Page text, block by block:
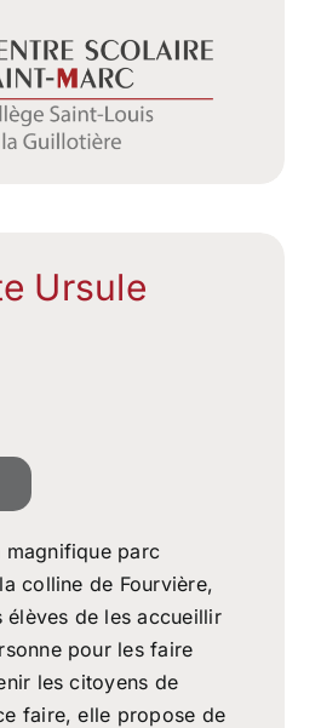
Ursule
magnifique parc
colline de Fourvière,
élèves de les accueillir
pour les faire
les citoyens de
faire, elle propose de